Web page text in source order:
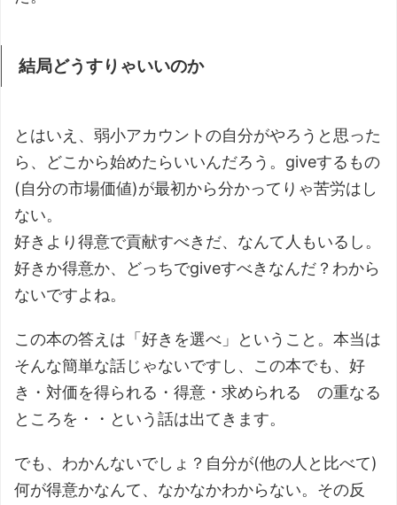
結局どうすりゃいいのか
とはいえ、弱小アカウントの自分がやろうと思った
ら、どこから始めたらいいんだろう。giveするもの
(自分の市場価値)が最初から分かってりゃ苦労はし
ない。
好きより得意で貢献すべきだ、なんて人もいるし。
好きか得意か、どっちでgiveすべきなんだ？わから
ないですよね。
この本の答えは「好きを選べ」ということ。本当は
そんな簡単な話じゃないですし、この本でも、好
き・対価を得られる・得意・求められる の重なる
ところを・・という話は出てきます。
でも、わかんないでしょ？自分が(他の人と比べて)
何が得意かなんて、なかなかわからない。その反